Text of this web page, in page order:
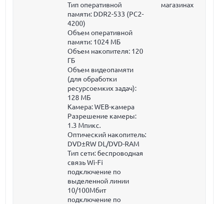
Тип оперативной
памяти: DDR2-533 (PC2-
4200)
Объем оперативной
памяти: 1024 МБ
Объем накопителя: 120
ГБ
Объем видеопамяти
(для обработки
ресурсоемких задач):
128 МБ
Камера: WEB-камера
Разрешение камеры:
1.3 Мпикс.
Оптический накопитель:
DVD±RW DL/DVD-RAM
Тип сети: беспроводная
связь Wi-Fi
подключение по
выделенной линии
10/100Мбит
подключение по
магазинах